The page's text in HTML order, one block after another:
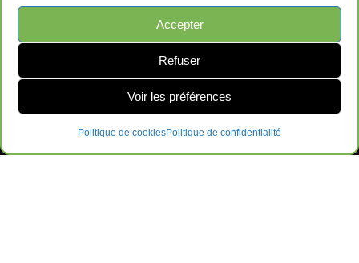
Accepter
Refuser
Voir les préférences
Politique de cookiesPolitique de confidentialité
Ameublements de Bureau Surplus GRL
169-B QC-112, Saint-Césaire, QC J0L 1T0